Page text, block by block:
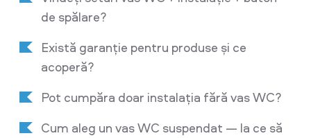
de spălare?
Există garanție pentru produse și ce
acoperă?
Pot cumpăra doar instalația fără vas WC?
Cum aleg un vas WC suspendat — la ce să